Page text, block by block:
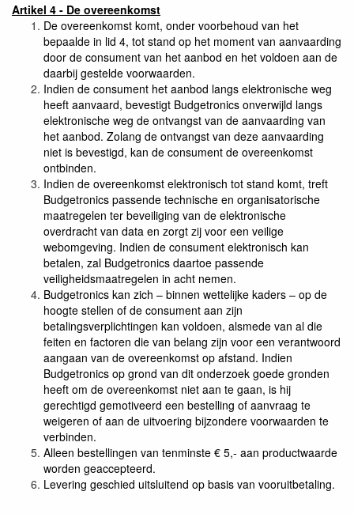
Artikel 4 - De overeenkomst
De overeenkomst komt, onder voorbehoud van het
bepaalde in lid 4, tot stand op het moment van aanvaarding
door de consument van het aanbod en het voldoen aan de
daarbij gestelde voorwaarden.
Indien de consument het aanbod langs elektronische weg
heeft aanvaard, bevestigt Budgetronics onverwijld langs
elektronische weg de ontvangst van de aanvaarding van
het aanbod. Zolang de ontvangst van deze aanvaarding
niet is bevestigd, kan de consument de overeenkomst
ontbinden.
Indien de overeenkomst elektronisch tot stand komt, treft
Budgetronics passende technische en organisatorische
maatregelen ter beveiliging van de elektronische
overdracht van data en zorgt zij voor een veilige
webomgeving. Indien de consument elektronisch kan
betalen, zal Budgetronics daartoe passende
veiligheidsmaatregelen in acht nemen.
Budgetronics kan zich – binnen wettelijke kaders – op de
hoogte stellen of de consument aan zijn
betalingsverplichtingen kan voldoen, alsmede van al die
feiten en factoren die van belang zijn voor een verantwoord
aangaan van de overeenkomst op afstand. Indien
Budgetronics op grond van dit onderzoek goede gronden
heeft om de overeenkomst niet aan te gaan, is hij
gerechtigd gemotiveerd een bestelling of aanvraag te
weigeren of aan de uitvoering bijzondere voorwaarden te
verbinden.
Alleen bestellingen van tenminste € 5,- aan productwaarde
worden geaccepteerd.
Levering geschied uitsluitend op basis van vooruitbetaling.